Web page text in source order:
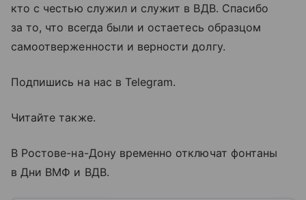
кто с честью служил и служит в ВДВ. Спасибо
за то, что всегда были и остаетесь образцом
самоотверженности и верности долгу.
Подпишись на нас в Telegram.
Читайте также.
В Ростове-на-Дону временно отключат фонтаны
в Дни ВМФ и ВДВ.